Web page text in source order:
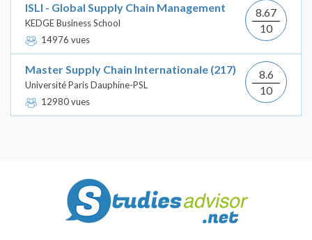
ISLI - Global Supply Chain Management
KEDGE Business School
14976 vues
8.67
10
Master Supply Chain Internationale (217)
Université Paris Dauphine-PSL
12980 vues
8.6
10